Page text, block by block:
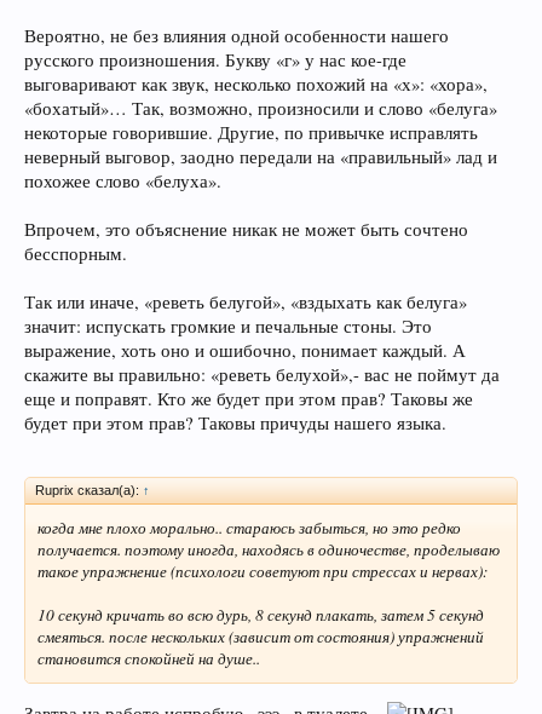
Вероятно, не без влияния одной особенности нашего
русского произношения. Букву «г» у нас кое-где
выговаривают как звук, несколько похожий на «х»: «хора»,
«бохатый»… Так, возможно, произносили и слово «белуга»
некоторые говорившие. Другие, по привычке исправлять
неверный выговор, заодно передали на «правильный» лад и
похожее слово «белуха».
Впрочем, это объяснение никак не может быть сочтено
бесспорным.
Так или иначе, «реветь белугой», «вздыхать как белуга»
значит: испускать громкие и печальные стоны. Это
выражение, хоть оно и ошибочно, понимает каждый. А
скажите вы правильно: «реветь белухой»,- вас не поймут да
еще и поправят. Кто же будет при этом прав? Таковы же
будет при этом прав? Таковы причуды нашего языка.
Ruprix сказал(а): ↑
когда мне плохо морально.. стараюсь забыться, но это редко
получается. поэтому иногда, находясь в одиночестве, проделываю
такое упражнение (психологи советуют при стрессах и нервах):
10 секунд кричать во всю дурь, 8 секунд плакать, затем 5 секунд
смеяться. после нескольких (зависит от состояния) упражнений
становится спокойней на душе..